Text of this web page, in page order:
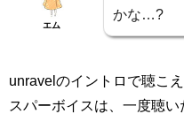
エム
かな…?
unravelのイントロで聴こ
スパーボイスは、一度聴